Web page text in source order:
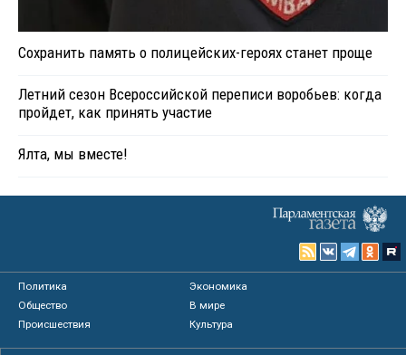
Сохранить память о полицейских-героях станет проще
Летний сезон Всероссийской переписи воробьев: когда
пройдет, как принять участие
Ялта, мы вместе!
Политика
Экономика
Общество
В мире
Происшествия
Культура